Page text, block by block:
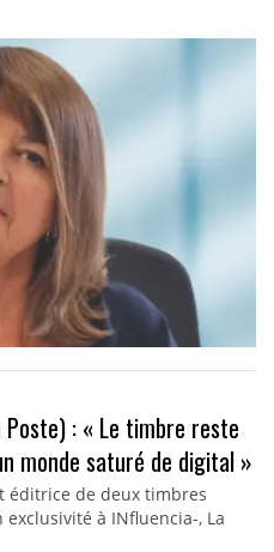
Poste) : « Le timbre reste
monde saturé de digital »
éditrice de deux timbres
à INfluencia-, La